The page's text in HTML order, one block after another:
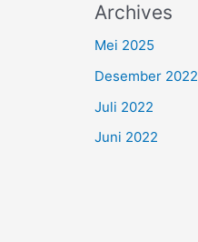
Archives
Mei 2025
Desember 2022
Juli 2022
Juni 2022